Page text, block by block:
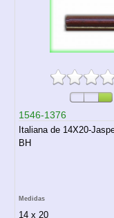
1546-1376
Italiana de 14X20-
BH
Medidas
14 x 20